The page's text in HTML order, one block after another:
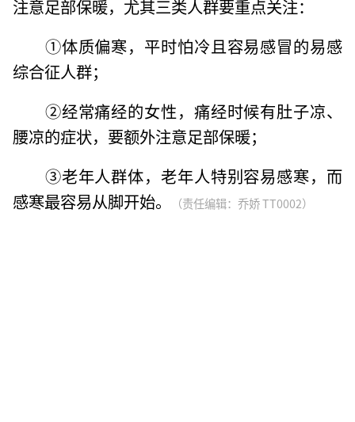
注意足部保暖，尤其三类人群要重点关注：
①体质偏寒，平时怕冷且容易感冒的易感
综合征人群；
②经常痛经的女性，痛经时候有肚子凉、
腰凉的症状，要额外注意足部保暖；
③老年人群体，老年人特别容易感寒，而
感寒最容易从脚开始。
（责任编辑：乔娇 TT0002）